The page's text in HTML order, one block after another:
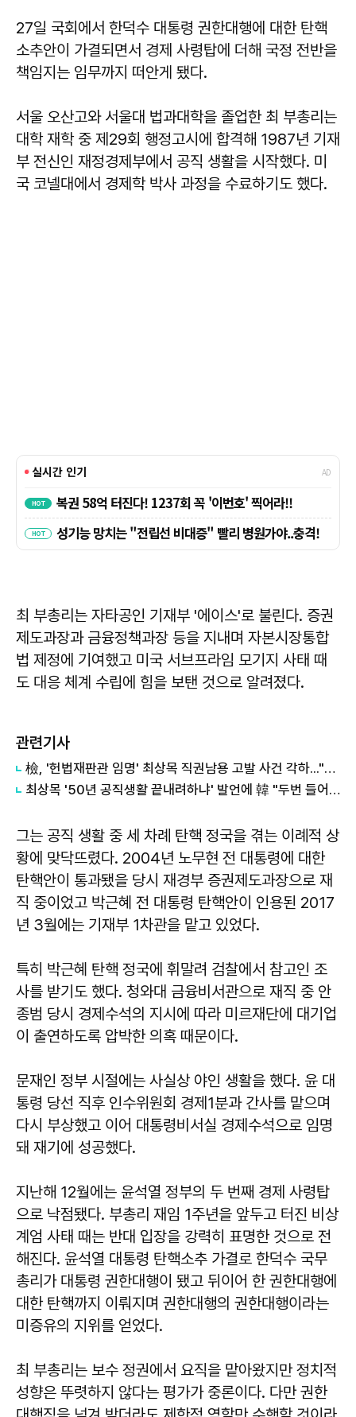
27일 국회에서 한덕수 대통령 권한대행에 대한 탄핵
소추안이 가결되면서 경제 사령탑에 더해 국정 전반을
책임지는 임무까지 떠안게 됐다.
서울 오산고와 서울대 법과대학을 졸업한 최 부총리는
대학 재학 중 제29회 행정고시에 합격해 1987년 기재
부 전신인 재정경제부에서 공직 생활을 시작했다. 미
국 코넬대에서 경제학 박사 과정을 수료하기도 했다.
최 부총리는 자타공인 기재부 '에이스'로 불린다. 증권
제도과장과 금융정책과장 등을 지내며 자본시장통합
법 제정에 기여했고 미국 서브프라임 모기지 사태 때
도 대응 체계 수립에 힘을 보탠 것으로 알려졌다.
관련기사
檢, '헌법재판관 임명' 최상목 직권남용 고발 사건 각하..."헌법적 의무 이행"
최상목 '50년 공직생활 끝내려하냐' 발언에 韓 "두번 들어가 모두 만류전달"
그는 공직 생활 중 세 차례 탄핵 정국을 겪는 이례적 상
황에 맞닥뜨렸다. 2004년 노무현 전 대통령에 대한
탄핵안이 통과됐을 당시 재경부 증권제도과장으로 재
직 중이었고 박근혜 전 대통령 탄핵안이 인용된 2017
년 3월에는 기재부 1차관을 맡고 있었다.
특히 박근혜 탄핵 정국에 휘말려 검찰에서 참고인 조
사를 받기도 했다. 청와대 금융비서관으로 재직 중 안
종범 당시 경제수석의 지시에 따라 미르재단에 대기업
이 출연하도록 압박한 의혹 때문이다.
문재인 정부 시절에는 사실상 야인 생활을 했다. 윤 대
통령 당선 직후 인수위원회 경제1분과 간사를 맡으며
다시 부상했고 이어 대통령비서실 경제수석으로 임명
돼 재기에 성공했다.
지난해 12월에는 윤석열 정부의 두 번째 경제 사령탑
으로 낙점됐다. 부총리 재임 1주년을 앞두고 터진 비상
계엄 사태 때는 반대 입장을 강력히 표명한 것으로 전
해진다. 윤석열 대통령 탄핵소추 가결로 한덕수 국무
총리가 대통령 권한대행이 됐고 뒤이어 한 권한대행에
대한 탄핵까지 이뤄지며 권한대행의 권한대행이라는
미증유의 지위를 얻었다.
최 부총리는 보수 정권에서 요직을 맡아왔지만 정치적
성향은 뚜렷하지 않다는 평가가 중론이다. 다만 권한